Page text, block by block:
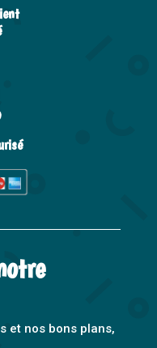
et nos bons plans,